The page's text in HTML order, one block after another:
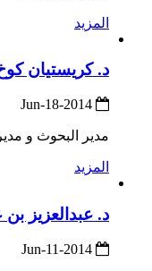
المزيد
د. كريستيان
مدير البحوث و
المزيد
د. عبدالعزيز